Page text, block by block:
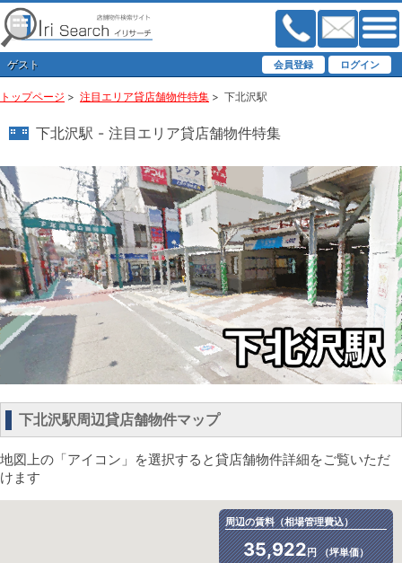
ゲスト
トップページ > 注目エリア貸店舗物件特集 > 下北沢駅
下北沢駅 - 注目エリア貸店舗物件特集
下北沢駅周辺貸店舗物件マップ
地図上の「アイコン」を選択すると貸店舗物件詳細をご覧いただ
けます
周辺の賃料（相場管理費込）
35,922円 （坪単価）